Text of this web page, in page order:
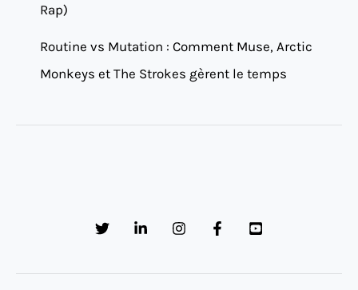
Rap)
Routine vs Mutation : Comment Muse, Arctic
Monkeys et The Strokes gèrent le temps